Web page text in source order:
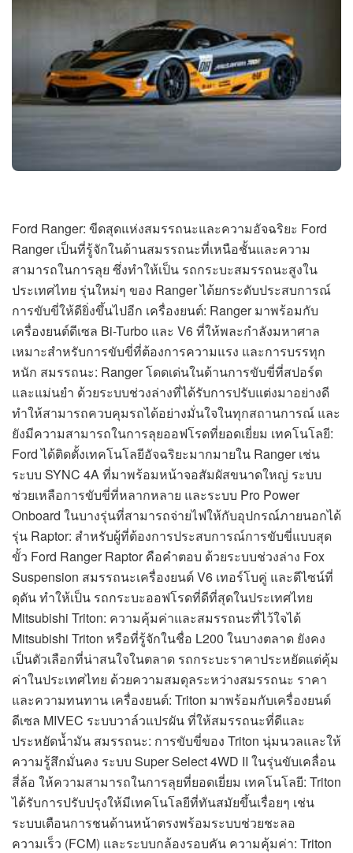
Ford Ranger: ขีดสุดแห่งสมรรถนะและความอัจฉริยะ Ford
Ranger เป็นที่รู้จักในด้านสมรรถนะที่เหนือชั้นและความ
สามารถในการลุย ซึ่งทำให้เป็น รถกระบะสมรรถนะสูงใน
ประเทศไทย รุ่นใหม่ๆ ของ Ranger ได้ยกระดับประสบการณ์
การขับขี่ให้ดียิ่งขึ้นไปอีก เครื่องยนต์: Ranger มาพร้อมกับ
เครื่องยนต์ดีเซล Bi-Turbo และ V6 ที่ให้พละกำลังมหาศาล
เหมาะสำหรับการขับขี่ที่ต้องการความแรง และการบรรทุก
หนัก สมรรถนะ: Ranger โดดเด่นในด้านการขับขี่ที่สปอร์ต
และแม่นยำ ด้วยระบบช่วงล่างที่ได้รับการปรับแต่งมาอย่างดี
ทำให้สามารถควบคุมรถได้อย่างมั่นใจในทุกสถานการณ์ และ
ยังมีความสามารถในการลุยออฟโรดที่ยอดเยี่ยม เทคโนโลยี:
Ford ได้ติดตั้งเทคโนโลยีอัจฉริยะมากมายใน Ranger เช่น
ระบบ SYNC 4A ที่มาพร้อมหน้าจอสัมผัสขนาดใหญ่ ระบบ
ช่วยเหลือการขับขี่ที่หลากหลาย และระบบ Pro Power
Onboard ในบางรุ่นที่สามารถจ่ายไฟให้กับอุปกรณ์ภายนอกได้
รุ่น Raptor: สำหรับผู้ที่ต้องการประสบการณ์การขับขี่แบบสุด
ขั้ว Ford Ranger Raptor คือคำตอบ ด้วยระบบช่วงล่าง Fox
Suspension สมรรถนะเครื่องยนต์ V6 เทอร์โบคู่ และดีไซน์ที่
ดุดัน ทำให้เป็น รถกระบะออฟโรดที่ดีที่สุดในประเทศไทย
Mitsubishi Triton: ความคุ้มค่าและสมรรถนะที่ไว้ใจได้
Mitsubishi Triton หรือที่รู้จักในชื่อ L200 ในบางตลาด ยังคง
เป็นตัวเลือกที่น่าสนใจในตลาด รถกระบะราคาประหยัดแต่คุ้ม
ค่าในประเทศไทย ด้วยความสมดุลระหว่างสมรรถนะ ราคา
และความทนทาน เครื่องยนต์: Triton มาพร้อมกับเครื่องยนต์
ดีเซล MIVEC ระบบวาล์วแปรผัน ที่ให้สมรรถนะที่ดีและ
ประหยัดน้ำมัน สมรรถนะ: การขับขี่ของ Triton นุ่มนวลและให้
ความรู้สึกมั่นคง ระบบ Super Select 4WD II ในรุ่นขับเคลื่อน
สี่ล้อ ให้ความสามารถในการลุยที่ยอดเยี่ยม เทคโนโลยี: Triton
ได้รับการปรับปรุงให้มีเทคโนโลยีที่ทันสมัยขึ้นเรื่อยๆ เช่น
ระบบเตือนการชนด้านหน้าตรงพร้อมระบบช่วยชะลอ
ความเร็ว (FCM) และระบบกล้องรอบคัน ความคุ้มค่า: Triton